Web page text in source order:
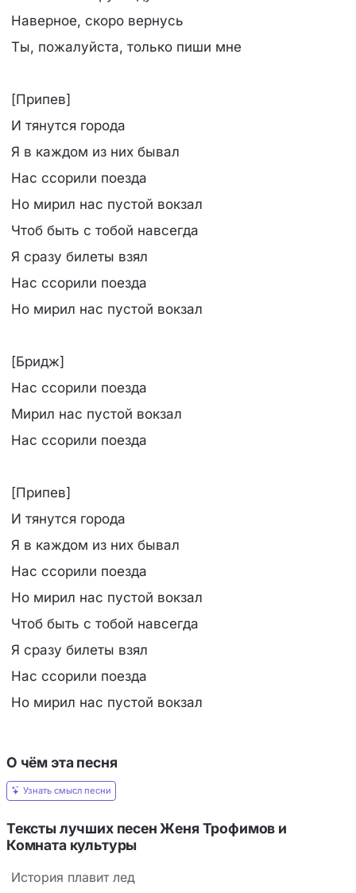
Наверное, скоро вернусь
Ты, пожалуйста, только пиши мне
[Припев]
И тянутся города
Я в каждом из них бывал
Нас ссорили поезда
Но мирил нас пустой вокзал
Чтоб быть с тобой навсегда
Я сразу билеты взял
Нас ссорили поезда
Но мирил нас пустой вокзал
[Бридж]
Нас ссорили поезда
Мирил нас пустой вокзал
Нас ссорили поезда
[Припев]
И тянутся города
Я в каждом из них бывал
Нас ссорили поезда
Но мирил нас пустой вокзал
Чтоб быть с тобой навсегда
Я сразу билеты взял
Нас ссорили поезда
Но мирил нас пустой вокзал
О чём эта песня
Узнать смысл песни
Тексты лучших песен Женя Трофимов и
Комната культуры
История плавит лед